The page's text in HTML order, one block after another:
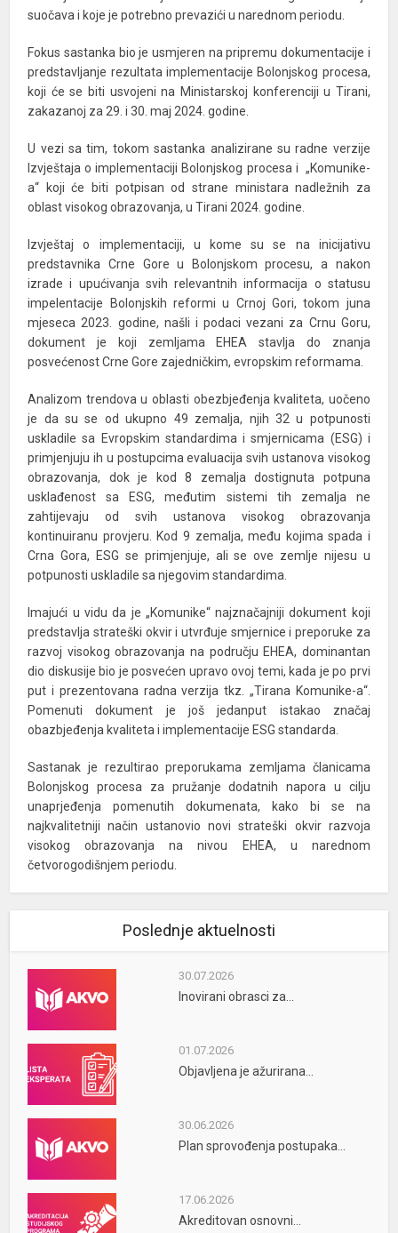
suočava i koje je potrebno prevazići u narednom periodu.
Fokus sastanka bio je usmjeren na pripremu dokumentacije i
predstavljanje rezultata implementacije Bolonjskog procesa,
koji će se biti usvojeni na Ministarskoj konferenciji u Tirani,
zakazanoj za 29. i 30. maj 2024. godine.
U vezi sa tim, tokom sastanka analizirane su radne verzije
Izvještaja o implementaciji Bolonjskog procesa i „Komunike-
a“ koji će biti potpisan od strane ministara nadležnih za
oblast visokog obrazovanja, u Tirani 2024. godine.
Izvještaj o implementaciji, u kome su se na inicijativu
predstavnika Crne Gore u Bolonjskom procesu, a nakon
izrade i upućivanja svih relevantnih informacija o statusu
impelentacije Bolonjskih reformi u Crnoj Gori, tokom juna
mjeseca 2023. godine, našli i podaci vezani za Crnu Goru,
dokument je koji zemljama EHEA stavlja do znanja
posvećenost Crne Gore zajedničkim, evropskim reformama.
Analizom trendova u oblasti obezbjeđenja kvaliteta, uočeno
je da su se od ukupno 49 zemalja, njih 32 u potpunosti
uskladile sa Evropskim standardima i smjernicama (ESG) i
primjenjuju ih u postupcima evaluacija svih ustanova visokog
obrazovanja, dok je kod 8 zemalja dostignuta potpuna
usklađenost sa ESG, međutim sistemi tih zemalja ne
zahtijevaju od svih ustanova visokog obrazovanja
kontinuiranu provjeru. Kod 9 zemalja, među kojima spada i
Crna Gora, ESG se primjenjuje, ali se ove zemlje nijesu u
potpunosti uskladile sa njegovim standardima.
Imajući u vidu da je „Komunike“ najznačajniji dokument koji
predstavlja strateški okvir i utvrđuje smjernice i preporuke za
razvoj visokog obrazovanja na području EHEA, dominantan
dio diskusije bio je posvećen upravo ovoj temi, kada je po prvi
put i prezentovana radna verzija tkz. „Tirana Komunike-a“.
Pomenuti dokument je još jedanput istakao značaj
obazbjeđenja kvaliteta i implementacije ESG standarda.
Sastanak je rezultirao preporukama zemljama članicama
Bolonjskog procesa za pružanje dodatnih napora u cilju
unaprjeđenja pomenutih dokumenata, kako bi se na
najkvalitetniji način ustanovio novi strateški okvir razvoja
visokog obrazovanja na nivou EHEA, u narednom
četvorogodišnjem periodu.
Poslednje aktuelnosti
30.07.2026
Inovirani obrasci za...
01.07.2026
Objavljena je ažurirana...
30.06.2026
Plan sprovođenja postupaka...
17.06.2026
Akreditovan osnovni...